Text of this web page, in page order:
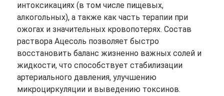
интоксикациях (в том числе пищевых,
алкогольных), а также как часть терапии при
ожогах и значительных кровопотерях. Состав
раствора Ацесоль позволяет быстро
восстановить баланс жизненно важных солей и
жидкости, что способствует стабилизации
артериального давления, улучшению
микроциркуляции и выведению токсинов.